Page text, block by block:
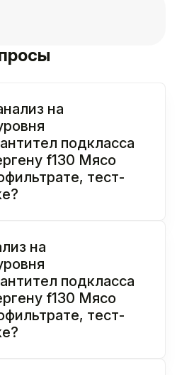
на
подкласса
f130 Мясо
тест-
на
подкласса
f130 Мясо
тест-